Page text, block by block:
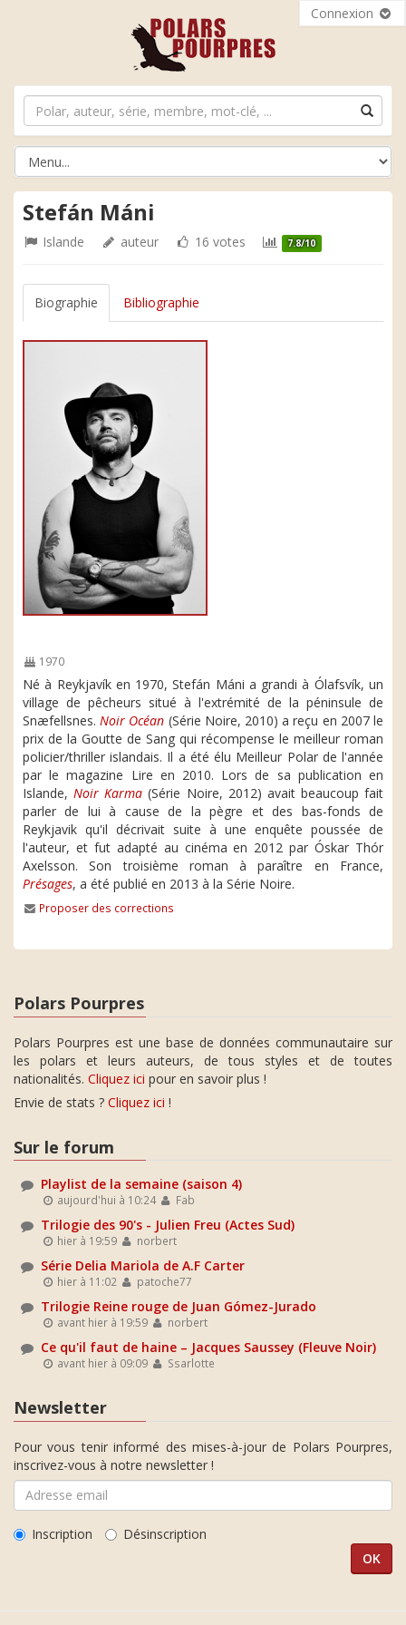
Connexion
Stefán Máni
Islande auteur 16 votes 7.8/10
Biographie Bibliographie
1970
Né à Reykjavík en 1970, Stefán Máni a grandi à Ólafsvík, un
village de pêcheurs situé à l'extrémité de la péninsule de
Snæfellsnes.Noir Océan (Série Noire, 2010) a reçu en 2007 le
prix de la Goutte de Sang qui récompense le meilleur roman
policier/thriller islandais. Il a été élu Meilleur Polar de l'année
par le magazine Lire en 2010. Lors de sa publication en
Islande,Noir Karma (Série Noire, 2012) avait beaucoup fait
parler de lui à cause de la pègre et des bas-fonds de
Reykjavik qu'il décrivait suite à une enquête poussée de
l'auteur, et fut adapté au cinéma en 2012 par Óskar Thór
Axelsson. Son troisième roman à paraître en France,
Présages, a été publié en 2013 à la Série Noire.
Proposer des corrections
Polars Pourpres
Polars Pourpres est une base de données communautaire sur
les polars et leurs auteurs, de tous styles et de toutes
nationalités. Cliquez ici pour en savoir plus !
Envie de stats ? Cliquez ici !
Sur le forum
Playlist de la semaine (saison 4)
aujourd'hui à 10:24 Fab
Trilogie des 90's - Julien Freu (Actes Sud)
hier à 19:59 norbert
Série Delia Mariola de A.F Carter
hier à 11:02 patoche77
Trilogie Reine rouge de Juan Gómez-Jurado
avant hier à 19:59 norbert
Ce qu'il faut de haine – Jacques Saussey (Fleuve Noir)
avant hier à 09:09 Ssarlotte
Newsletter
Pour vous tenir informé des mises-à-jour de Polars Pourpres,
inscrivez-vous à notre newsletter !
Inscription Désinscription